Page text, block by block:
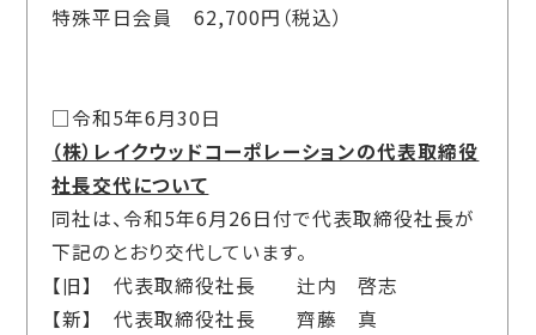
特殊平日会員62,700円（税込）
□令和5年6月30日
（株）レイクウッドコーポレーションの代表取締役
社長交代について
同社は、令和5年6月26日付で代表取締役社長が
下記のとおり交代しています。
【旧】 代表取締役社長 辻内 啓志
【新】 代表取締役社長 齊藤 真